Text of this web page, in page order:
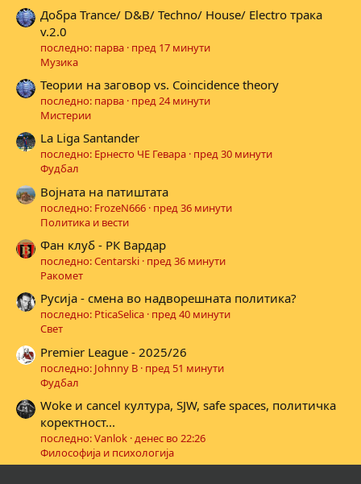
Добра Trance/ D&B/ Techno/ House/ Electro трака
v.2.0
последно: парва пред 17 минути
Музика
Теории на заговор vs. Coincidence theory
последно: парва пред 24 минути
Мистерии
La Liga Santander
последно: Ернесто ЧЕ Гевара пред 30 минути
Фудбал
Војната на патиштата
последно: FrozeN666 пред 36 минути
Политика и вести
Фан клуб - РК Вардар
последно: Centarski пред 36 минути
Ракомет
Русија - смена во надворешната политика?
последно: PticaSelica пред 40 минути
Свет
Premier League - 2025/26
последно: Johnny B пред 51 минути
Фудбал
Woke и cancel култура, SJW, safe spaces, политичка
коректност...
последно: Vanlok денес во 22:26
Философија и психологија